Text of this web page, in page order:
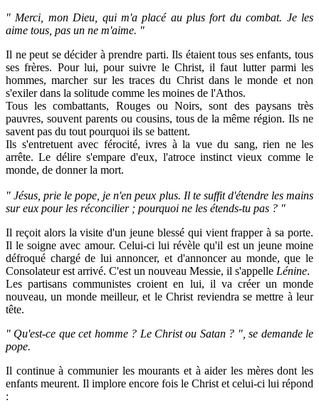
" Merci, mon Dieu, qui m'a placé au plus fort du combat. Je les
aime tous, pas un ne m'aime. "
Il ne peut se décider à prendre parti. Ils étaient tous ses enfants, tous
ses frères. Pour lui, pour suivre le Christ, il faut lutter parmi les
hommes, marcher sur les traces du Christ dans le monde et non
s'exiler dans la solitude comme les moines de l'Athos.
Tous les combattants, Rouges ou Noirs, sont des paysans très
pauvres, souvent parents ou cousins, tous de la même région. Ils ne
savent pas du tout pourquoi ils se battent.
Ils s'entretuent avec férocité, ivres à la vue du sang, rien ne les
arrête. Le délire s'empare d'eux, l'atroce instinct vieux comme le
monde, de donner la mort.
" Jésus, prie le pope, je n'en peux plus. Il te suffit d'étendre les mains
sur eux pour les réconcilier ; pourquoi ne les étends-tu pas ? "
Il reçoit alors la visite d'un jeune blessé qui vient frapper à sa porte.
Il le soigne avec amour. Celui-ci lui révèle qu'il est un jeune moine
défroqué chargé de lui annoncer, et d'annoncer au monde, que le
Consolateur est arrivé. C'est un nouveau Messie, il s'appelle Lénine.
Les partisans communistes croient en lui, il va créer un monde
nouveau, un monde meilleur, et le Christ reviendra se mettre à leur
tête.
" Qu'est-ce que cet homme ? Le Christ ou Satan ? ", se demande le
pope.
Il continue à communier les mourants et à aider les mères dont les
enfants meurent. Il implore encore fois le Christ et celui-ci lui répond
: